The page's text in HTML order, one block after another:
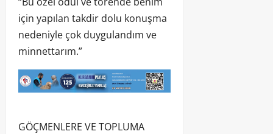
için yapılan takdir dolu konuşma
nedeniyle çok duygulandım ve
minnettarım.”
GÖÇMENLERE VE TOPLUMA